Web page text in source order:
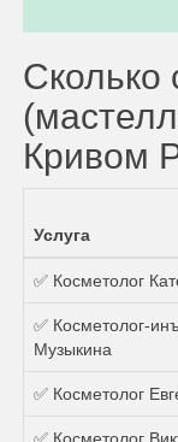
Сколько
Кривом
Услуга
✅ Косметолог
✅ Косметолог-
Музыкина
✅ Косметолог
✅ Косметолог